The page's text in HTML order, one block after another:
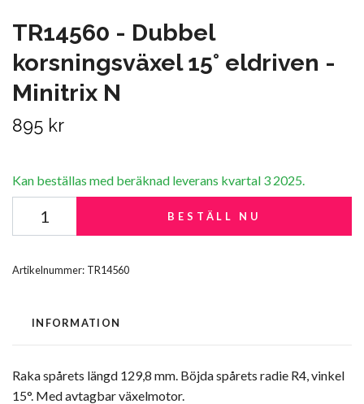
TR14560 - Dubbel
korsningsväxel 15° eldriven -
Minitrix N
895 kr
Kan beställas med beräknad leverans kvartal 3 2025.
BESTÄLL NU
Artikelnummer: TR14560
INFORMATION
Raka spårets längd 129,8 mm. Böjda spårets radie R4, vinkel
15°. Med avtagbar växelmotor.